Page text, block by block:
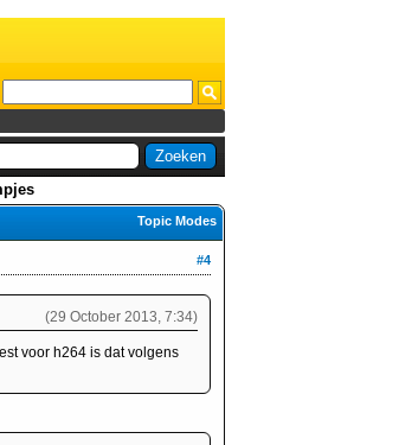
Topic Modes
#4
(29 October 2013, 7:34)
voor h264 is dat volgens